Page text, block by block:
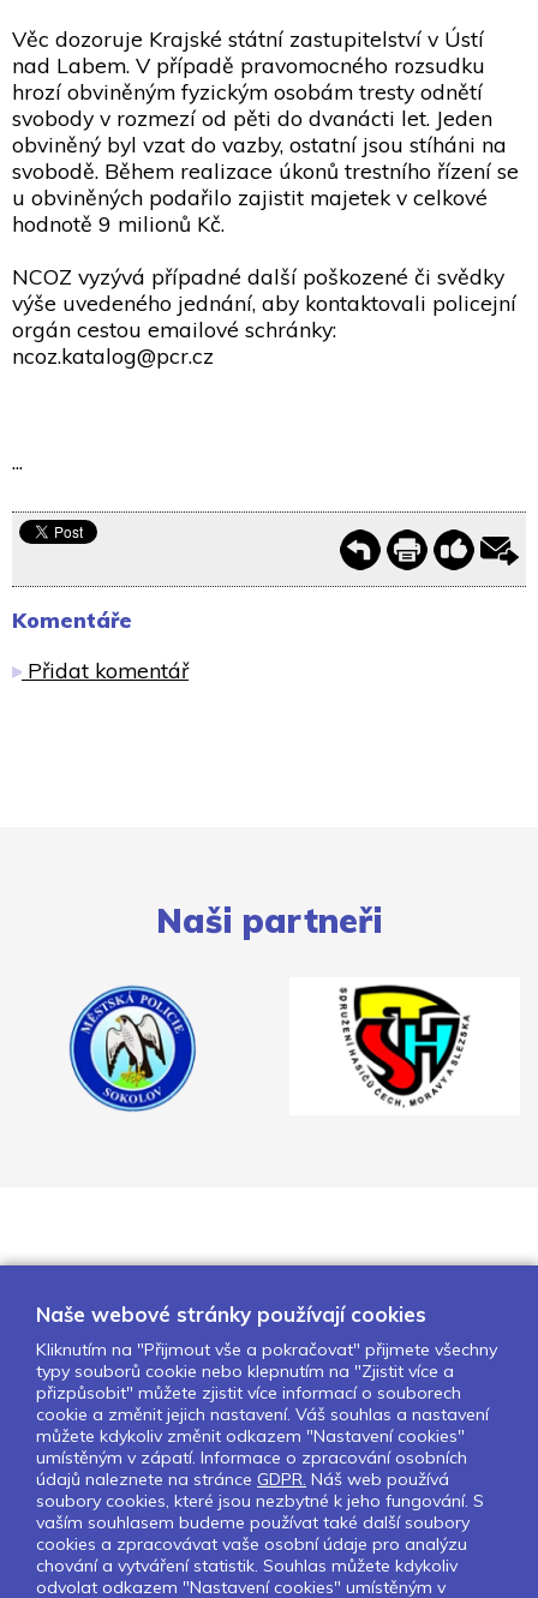
Věc dozoruje Krajské státní zastupitelství v Ústí
nad Labem. V případě pravomocného rozsudku
hrozí obviněným fyzickým osobám tresty odnětí
svobody v rozmezí od pěti do dvanácti let. Jeden
obviněný byl vzat do vazby, ostatní jsou stíháni na
svobodě. Během realizace úkonů trestního řízení se
u obviněných podařilo zajistit majetek v celkové
hodnotě 9 milionů Kč.
NCOZ vyzývá případné další poškozené či svědky
výše uvedeného jednání, aby kontaktovali policejní
orgán cestou emailové schránky:
ncoz.katalog@pcr.cz
...
Komentáře
Přidat komentář
Naši partneři
O nás Naše projekty
Pro školy
Partneři
Kontakty
GDPR
Nastavení cookies
Sledujte nás:
Naše webové stránky používají cookies
Kliknutím na "Přijmout vše a pokračovat" přijmete všechny
typy souborů cookie nebo klepnutím na "Zjistit více a
přizpůsobit" můžete zjistit více informací o souborech
cookie a změnit jejich nastavení. Váš souhlas a nastavení
můžete kdykoliv změnit odkazem "Nastavení cookies"
umístěným v zápatí. Informace o zpracování osobních
údajů naleznete na stránce GDPR. Náš web používá
soubory cookies, které jsou nezbytné k jeho fungování. S
vaším souhlasem budeme používat také další soubory
cookies a zpracovávat vaše osobní údaje pro analýzu
chování a vytváření statistik. Souhlas můžete kdykoliv
odvolat odkazem "Nastavení cookies" umístěným v